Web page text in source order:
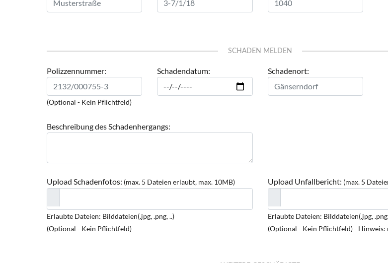
SCHADEN MELDEN
Polizzennummer:
(Optional - Kein Pflichtfeld)
Schadendatum: Schadenort:
Beschreibung des Schadenhergangs:
Upload Schadenfotos: (max. 5 Dateien erlaubt, max. 10MB)
Erlaubte Dateien: Bilddateien(.jpg, .png, ..)
(Optional - Kein Pflichtfeld)
Upload Unfallbericht: (max. 5
Erlaubte Dateien: Bilddateien(.jpg,
(Optional - Kein Pflichtfeld) - Hinweis: